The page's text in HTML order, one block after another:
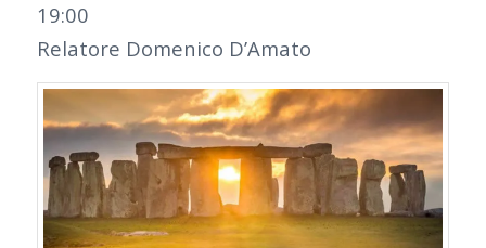
19:00
Relatore Domenico D’Amato